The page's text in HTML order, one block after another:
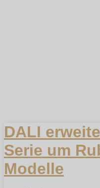
DALI
Serie um
Modelle